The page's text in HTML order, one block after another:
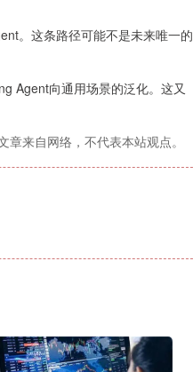
。这条路径可能不是未来唯一的
Agent向通用场景的泛化。这又
章来自网络，不代表本站观点。